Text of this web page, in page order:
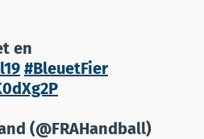
en
#BleuetFier
(@FRAHandball)